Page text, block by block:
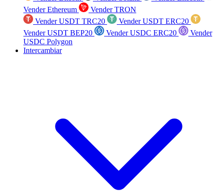
Vender Ethereum
Vender TRON
Vender USDT TRC20
Vender USDT ERC20
Vender USDT BEP20
Vender USDC ERC20
Vender
USDC Polygon
Intercambiar